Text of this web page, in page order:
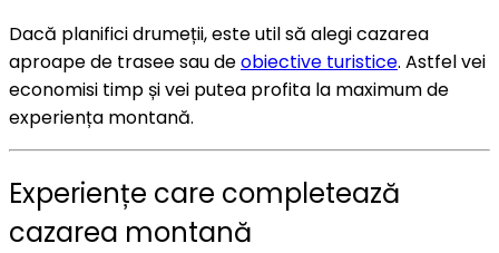
Dacă planifici drumeții, este util să alegi cazarea
aproape de trasee sau deobiective turistice. Astfel vei
economisi timp și vei putea profita la maximum de
experiența montană.
Experiențe care completează
cazarea montană